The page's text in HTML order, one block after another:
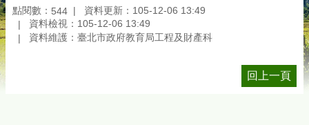
點閱數： 544
資料更新：105-12-06 13:49
資料檢視：105-12-06 13:49
資料維護：臺北市政府教育局工程及財產科
回上一頁